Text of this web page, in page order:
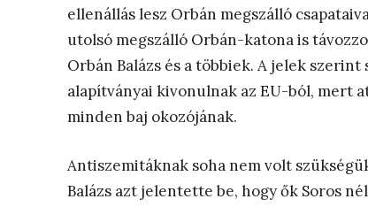
ellenállás lesz Orbán megszálló
utolsó megszálló Orbán-katona is
Orbán Balázs és a többiek. A jelek
alapítványai kivonulnak az EU-ból, mert
minden baj okozójának.
Antiszemitáknak soha nem volt
Balázs azt jelentette be, hogy ők Soros